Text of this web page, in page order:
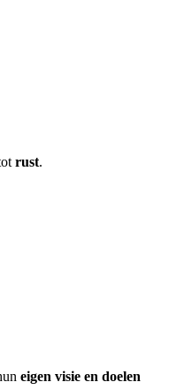
rust.
eigen visie en doelen